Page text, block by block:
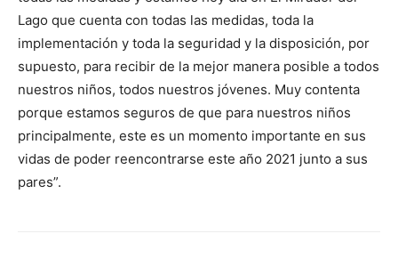
Lago que cuenta con todas las medidas, toda la
implementación y toda la seguridad y la disposición, por
supuesto, para recibir de la mejor manera posible a todos
nuestros niños, todos nuestros jóvenes. Muy contenta
porque estamos seguros de que para nuestros niños
principalmente, este es un momento importante en sus
vidas de poder reencontrarse este año 2021 junto a sus
pares”.